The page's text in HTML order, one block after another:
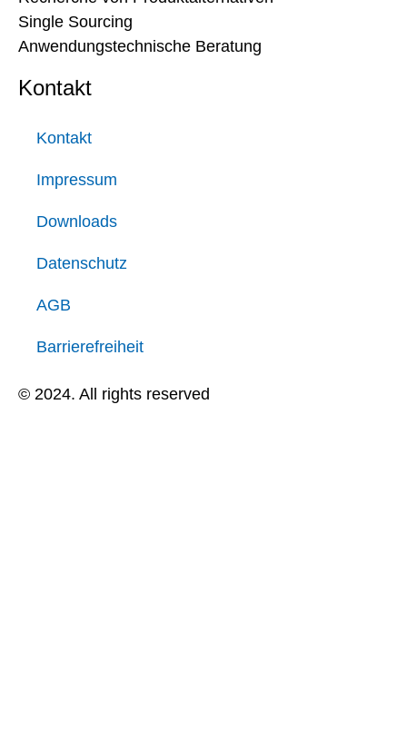
Single Sourcing
Anwendungstechnische Beratung
Kontakt
Kontakt
Impressum
Downloads
Datenschutz
AGB
Barrierefreiheit
© 2024. All rights reserved